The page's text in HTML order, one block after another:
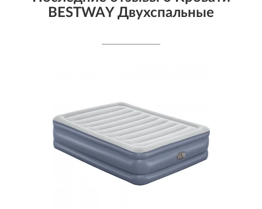
BESTWAY Двухспальные